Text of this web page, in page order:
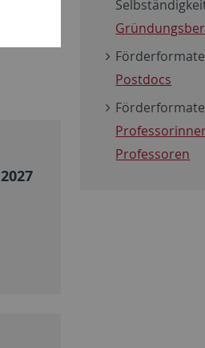
Postdocs
Professoren